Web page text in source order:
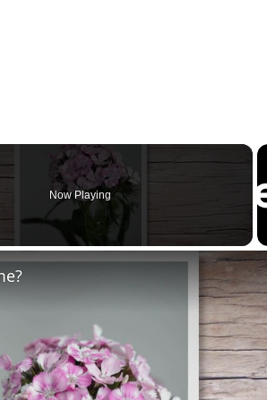
Now Playing